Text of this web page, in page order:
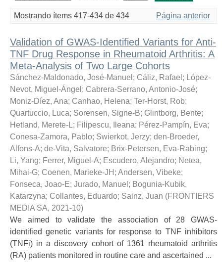
Mostrando ítems 417-434 de 434 Página anterior
Validation of GWAS-Identified Variants for Anti-
TNF Drug Response in Rheumatoid Arthritis: A
Meta-Analysis of Two Large Cohorts
Sánchez-Maldonado, José-Manuel ; Cáliz, Rafael ; López-
Nevot, Miguel-Ángel ; Cabrera-Serrano, Antonio-José;
Moniz-Díez, Ana; Canhao, Helena; Ter-Horst, Rob;
Quartuccio, Luca; Sorensen, Signe-B; Glintborg, Bente;
Hetland, Merete-L; Filipescu, Ileana; Pérez-Pampín, Eva;
Conesa-Zamora, Pablo; Swierkot, Jerzy; den-Broeder,
Alfons-A; de-Vita, Salvatore; Brix-Petersen, Eva-Rabing;
Li, Yang; Ferrer, Miguel-A; Escudero, Alejandro; Netea,
Mihai-G; Coenen, Marieke-JH ; Andersen, Vibeke;
Fonseca, Joao-E; Jurado, Manuel ; Bogunia-Kubik,
Katarzyna; Collantes, Eduardo; Sainz, Juan (FRONTIERS
MEDIA SA, 2021-10)
We aimed to validate the association of 28 GWAS-
identified genetic variants for response to TNF inhibitors
(TNFi) in a discovery cohort of 1361 rheumatoid arthritis
(RA) patients monitored in routine care and ascertained ...